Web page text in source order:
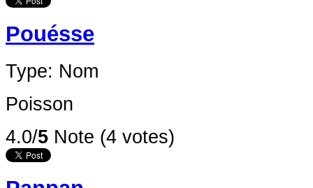
Pouésse
Type: Nom
Poisson
4.0/5 Note (4 votes)